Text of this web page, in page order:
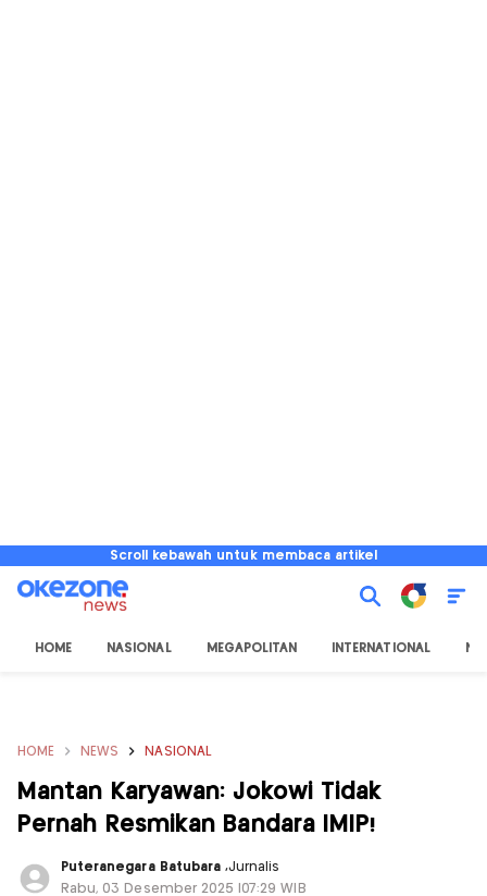
Scroll kebawah untuk membaca artikel
HOME NASIONAL MEGAPOLITAN INTERNATIONAL
HOME NEWS NASIONAL
Mantan Karyawan: Jokowi Tidak
Pernah Resmikan Bandara IMIP!
Puteranegara Batubara,Jurnalis
Rabu, 03 Desember 2025 |07:29 WIB